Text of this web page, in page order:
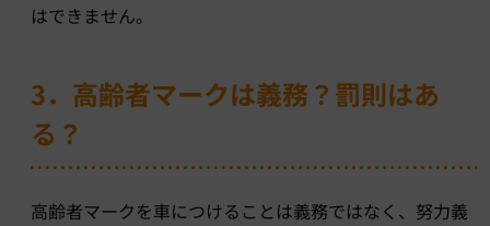
はできません。
3．高齢者マークは義務？罰則はあ
る？
高齢者マークを車につけることは義務ではなく、努力義